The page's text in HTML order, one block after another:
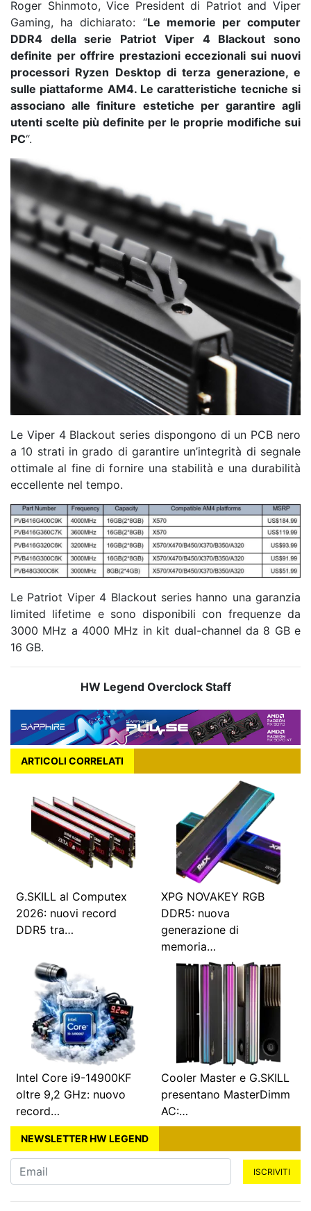
Roger Shinmoto, Vice President di Patriot and Viper
Gaming, ha dichiarato: “Le memorie per computer
DDR4 della serie Patriot Viper 4 Blackout sono
definite per offrire prestazioni eccezionali sui nuovi
processori Ryzen Desktop di terza generazione, e
sulle piattaforme AM4. Le caratteristiche tecniche si
associano alle finiture estetiche per garantire agli
utenti scelte più definite per le proprie modifiche sui
PC“.
Le Viper 4 Blackout series dispongono di un PCB nero
a 10 strati in grado di garantire un’integrità di segnale
ottimale al fine di fornire una stabilità e una durabilità
eccellente nel tempo.
Le Patriot Viper 4 Blackout series hanno una garanzia
limited lifetime e sono disponibili con frequenze da
3000 MHz a 4000 MHz in kit dual-channel da 8 GB e
16 GB.
HW Legend Overclock Staff
ARTICOLI CORRELATI
G.SKILL al Computex
2026: nuovi record
DDR5 tra…
XPG NOVAKEY RGB
DDR5: nuova
generazione di
memoria…
Intel Core i9-14900KF
oltre 9,2 GHz: nuovo
record…
Cooler Master e G.SKILL
presentano MasterDimm
AC:…
NEWSLETTER HW LEGEND
ISCRIVITI